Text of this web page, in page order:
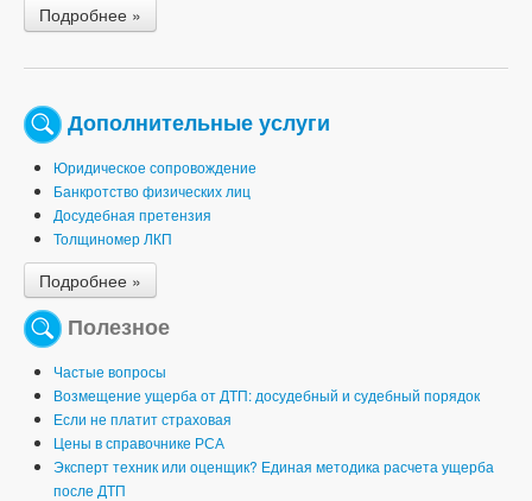
Подробнее »
Дополнительные услуги
Юридическое сопровождение
Банкротство физических лиц
Досудебная претензия
Толщиномер ЛКП
Подробнее »
Полезное
Частые вопросы
Возмещение ущерба от ДТП: досудебный и судебный порядок
Если не платит страховая
Цены в справочнике РСА
Эксперт техник или оценщик? Единая методика расчета ущерба
после ДТП